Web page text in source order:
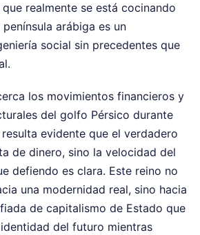
realmente se está cocinando
arábiga es un
social sin precedentes que
los movimientos financieros y
del golfo Pérsico durante
evidente que el verdadero
de dinero, sino la velocidad del
defiendo es clara. Este reino no
una modernidad real, sino hacia
de capitalismo de Estado que
del futuro mientras